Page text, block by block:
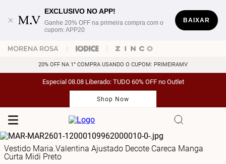
EXCLUSIVO NO APP!
Ganhe 20% OFF na primeira compra com o
cupom: APP20
BAIXAR
20% OFF NA 1° COMPRA USANDO O CUPOM: PRIMEIRAMV
Especial 08.08 Liberado: TUDO 60% OFF no Outlet
Shop Now
Vestido Maria.Valentina Ajustado Decote Careca Manga
Curta Midi Preto